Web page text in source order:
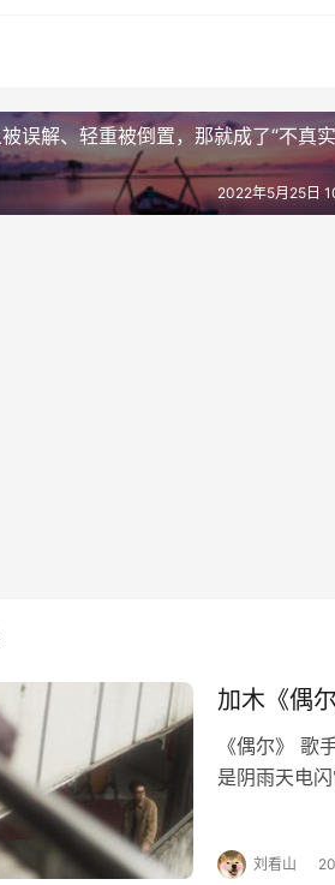
误解、轻重被倒置，那就成了“不真
2022年5月25日
加木《偶
《偶尔》 歌
是阴雨天电
刘看山